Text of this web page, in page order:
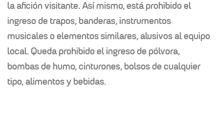
la afición visitante. Así mismo, está prohibido el
ingreso de trapos, banderas, instrumentos
musicales o elementos similares, alusivos al equipo
local. Queda prohibido el ingreso de pólvora,
bombas de humo, cinturones, bolsos de cualquier
tipo, alimentos y bebidas.